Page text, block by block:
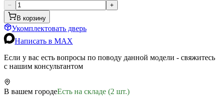
−
+
В корзину
Укомплектовать дверь
Написать в MAX
Если у вас есть вопросы по поводу данной модели - свяжитесь
с нашим консультантом
В вашем городеЕсть на складе (2 шт.)